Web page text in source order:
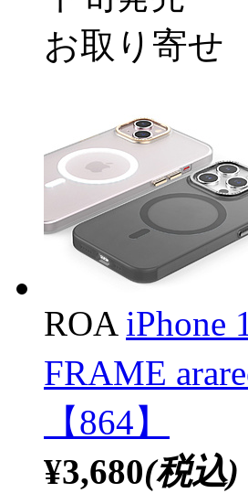
お取り寄せ
ROA iPhone
FRAME
【864】
¥3,680(税込)